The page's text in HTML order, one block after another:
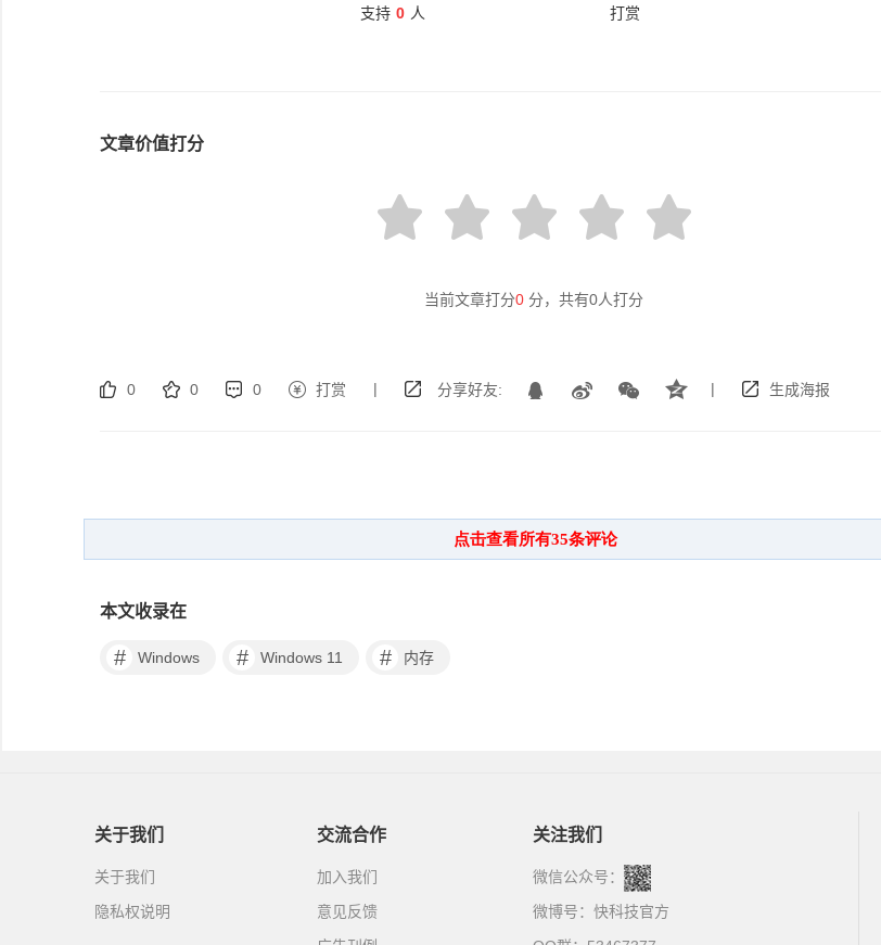
支持 0 人 打赏
文章价值打分
当前文章打分0 分，共有0人打分
0 0 0 打赏 | 分享好友: | 生成海报
本文收录在
# Windows # Windows 11 # 内存
关于我们
关于我们
隐私权说明
交流合作
加入我们
意见反馈
关注我们
微信公众号：
微博号： 快科技官方